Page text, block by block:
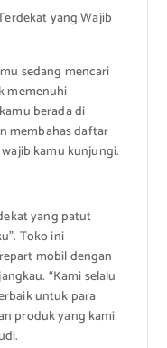
yang Wajib
sedang mencari
memenuhi
berada di
membahas daftar
kamu kunjungi.
yang patut
Toko ini
mobil dengan
“Kami selalu
untuk para
produk yang kami